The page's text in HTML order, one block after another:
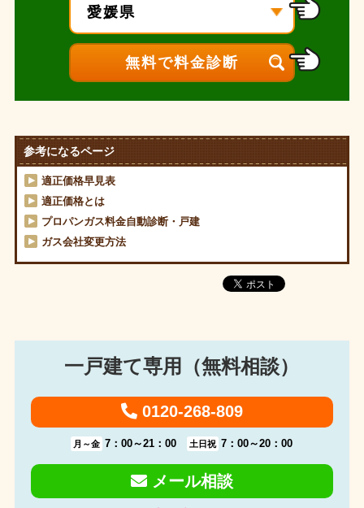
参考になるページ
適正価格早見表
適正価格とは
プロパンガス料金自動診断・戸建
ガス会社変更方法
一戸建て専用（無料相談）
0120-268-809
月～金 7：00～21：00 土日祝 7：00～20：00
メール相談